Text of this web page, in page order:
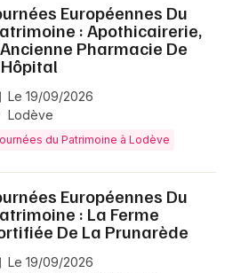
Européennes Du
: Apothicairerie,
Pharmacie De
Le 19/09/2026
Lodève
du Patrimoine à Lodève
Européennes Du
: La Ferme
De La Prunarède
Le 19/09/2026